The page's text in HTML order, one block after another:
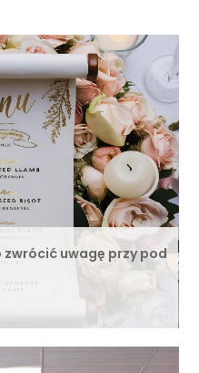
zwrócić uwagę przy pod